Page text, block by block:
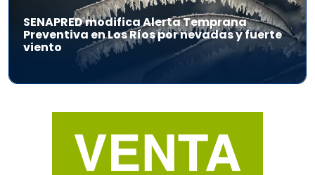
SENAPRED modifica Alerta Temprana
Preventiva en Los Ríos por nevadas y fuerte
viento